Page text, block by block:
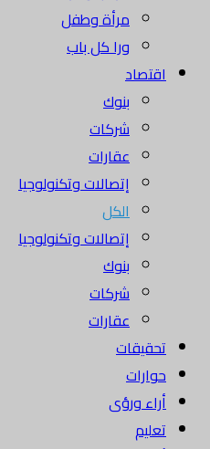
مرأة وطفل
ورا كل باب
اقتصاد
بنوك
شركات
عقارات
إتصالات وتكنولوجيا
الكل
إتصالات وتكنولوجيا
بنوك
شركات
عقارات
تحقيقات
حوارات
أراء ورؤى
تعليم